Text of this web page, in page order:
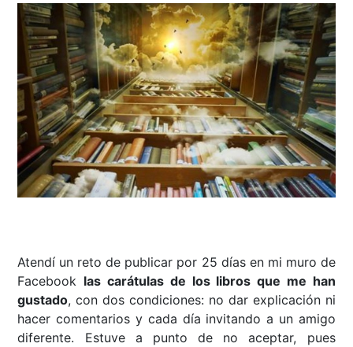
Atendí un reto de publicar por 25 días en mi muro de
Facebook las carátulas de los libros que me han
gustado, con dos condiciones: no dar explicación ni
hacer comentarios y cada día invitando a un amigo
diferente. Estuve a punto de no aceptar, pues